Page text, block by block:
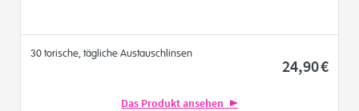
30 torische, tägliche Austauschlinsen
24,90€
Das Produkt ansehen